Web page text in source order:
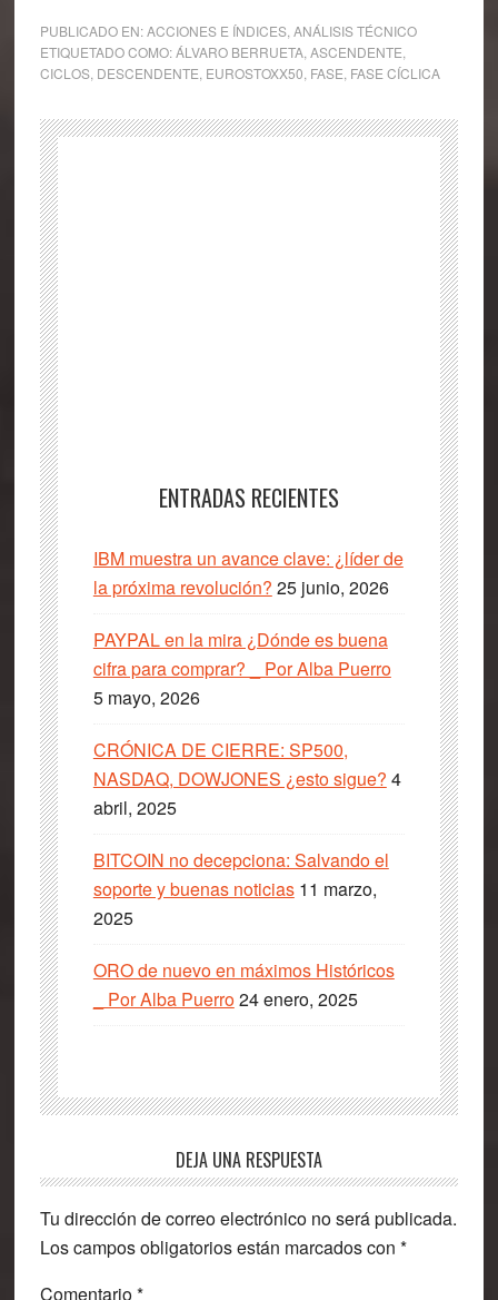
PUBLICADO EN:ACCIONES E ÍNDICES, ANÁLISIS TÉCNICO
ETIQUETADO COMO:ÁLVARO BERRUETA, ASCENDENTE
CICLOS, DESCENDENTE EUROSTOXX50 FASE FASE CÍCLICA
ENTRADAS RECIENTES
IBM muestra un avance clave: ¿líder de
la próxima revolución? 25 junio, 2026
PAYPAL en la mira ¿Dónde es buena
cifra para comprar? _ Por Alba Puerro
5 mayo, 2026
CRÓNICA DE CIERRE: SP500,
NASDAQ, DOWJONES ¿esto sigue? 4
abril, 2025
BITCOIN no decepciona: Salvando el
soporte y buenas noticias 11 marzo,
2025
ORO de nuevo en máximos Históricos
_ Por Alba Puerro24 enero, 2025
Interacciones
con
los
lectores
DEJA UNA RESPUESTA
Tu dirección de correo electrónico no será publicada.
Los campos obligatorios están marcados con *
Comentario*